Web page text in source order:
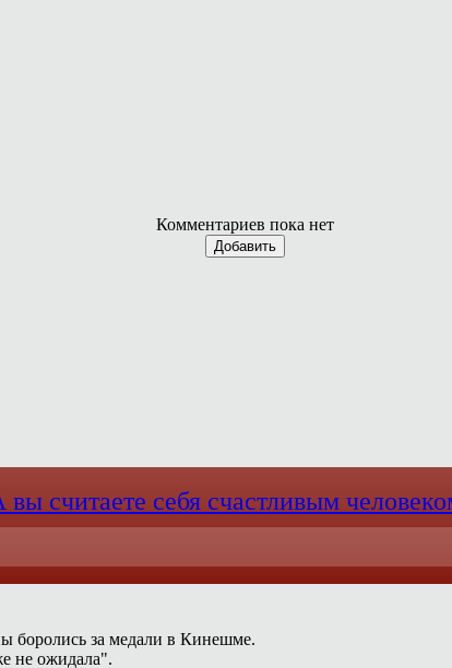
Комментариев пока нет
Добавить
вы считаете себя счастливым
боролись за медали в Кинешме.
не ожидала".